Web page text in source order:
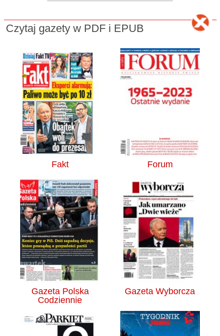
Czytaj gazety w PDF i EPUB
Fakt Forum
Gazeta Polska
Codziennie
Gazeta Wyborcza